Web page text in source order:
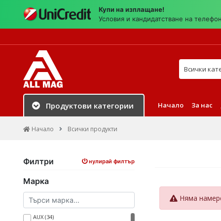
Купи на изплащане!
Условия и кандидатстване на телефон
Търси в
Продуктови категории Начало За нас
Начало Всички продукти
Филтри нулирай филтър
Марка
AUX (34)
Няма